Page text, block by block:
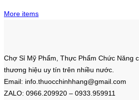
More items
Chợ Sỉ Mỹ Phẩm, Thực Phẩm Chức Năng
thương hiệu uy tín trên nhiều nước.
Email: info.thuocchinhhang@gmail.com
ZALO: 0966.209920 – 0933.959911